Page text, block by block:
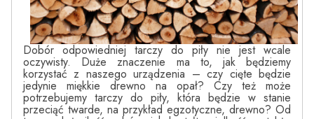
Dobór odpowiedniej tarczy do piły nie jest wcale
oczywisty. Duże znaczenie ma to, jak będziemy
korzystać z naszego urządzenia – czy cięte będzie
jedynie miękkie drewno na opał? Czy też może
potrzebujemy tarczy do piły, która będzie w stanie
przeciąć twarde, na przykład egzotyczne, drewno? Od